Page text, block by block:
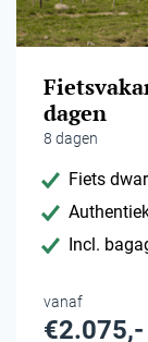
dagen
8 dagen
Fiets
Incl.
vanaf